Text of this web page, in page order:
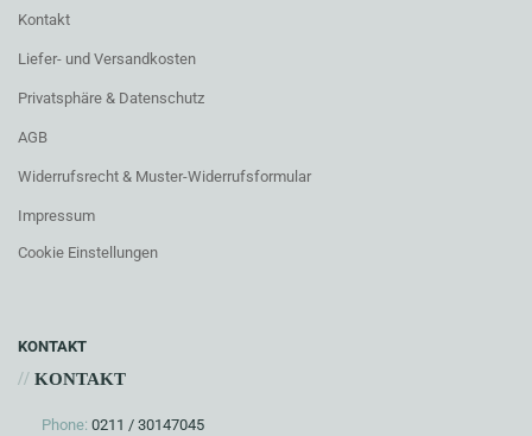
Kontakt
Liefer- und Versandkosten
Privatsphäre & Datenschutz
AGB
Widerrufsrecht & Muster-Widerrufsformular
Impressum
Cookie Einstellungen
KONTAKT
// KONTAKT
Phone: 0211 / 30147045